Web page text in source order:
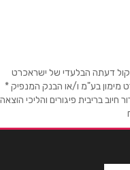
דעתה הבלעדי של ישראכרט
מימון בע"מ ו/או הבנק המנפיק *
בריבית פיגורים והליכי הוצאה